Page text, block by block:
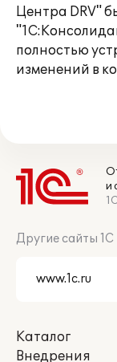
Центра DRV"
полностью
изменений в
и
Другие сайты 1С
Каталог
Внедрения